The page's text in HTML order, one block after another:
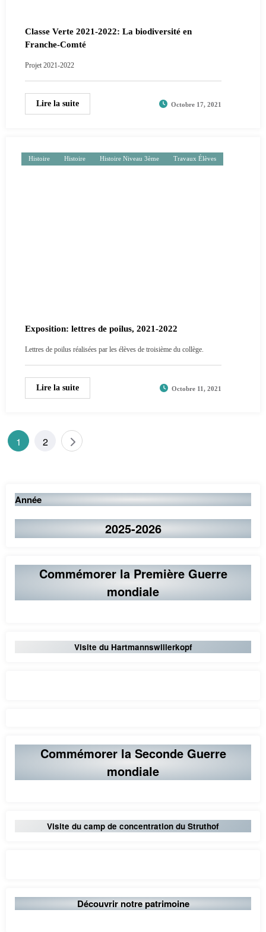
Classe Verte 2021-2022: La biodiversité en
Franche-Comté
Projet 2021-2022
Lire la suite Octobre 17, 2021
Histoire Histoire Histoire Niveau 3ème Travaux Élèves
Exposition: lettres de poilus, 2021-2022
Lettres de poilus réalisées par les élèves de troisième du collège.
Lire la suite Octobre 11, 2021
Pagination
1 2
Année
2025-2026
Commémorer la Première Guerre
mondiale
Visite du Hartmannswillerkopf
Commémorer la Seconde Guerre
mondiale
Visite du camp de concentration du Struthof
Découvrir notre patrimoine